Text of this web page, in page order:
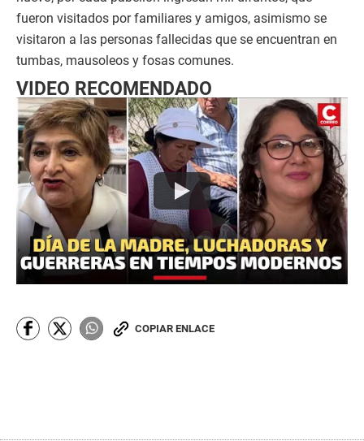
fueron visitados por familiares y amigos, asimismo se
visitaron a las personas fallecidas que se encuentran en
tumbas, mausoleos y fosas comunes.
VIDEO RECOMENDADO
COPIAR ENLACE